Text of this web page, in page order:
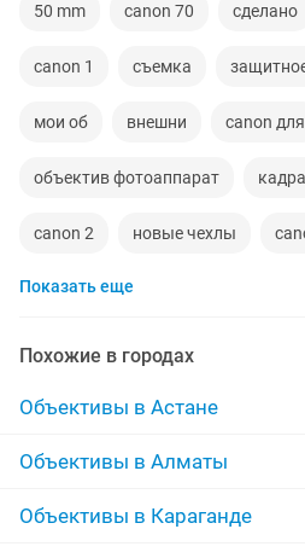
50 mm canon 70 сделано
canon 1 съемка
мои об внешни canon для
объектив фотоаппарат
canon 2 новые чехлы
фотоаппараты canon
фотограф canon 17
гелиос 40 canon 22
адаптер переходник детали
Показать еще
Похожие в городах
Объективы в Астане
Объективы в Алматы
Объективы в Караганде